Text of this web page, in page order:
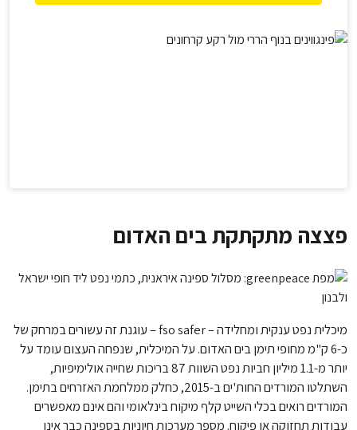
פצצה מתקתקת בים האדום
מיכלית נפט ענקית ומחלידה – fso safer – עוגנת זה עשורים במרחק של
כ-6 ק"מ מחופי תימן בים האדום. על המיכלית, שנפחה העצום עומד על
יותר מ-1.1 מיליון חביות נפט השוות 87 בריכות שחייה אולימיפיות,
השתלטו המורדים החות'ים ב-2015, כחלק ממלחמת האזרחים בתימן.
המורדים רואים בכלי השייט קלף מיקוח בינלאומי והם אינם מאפשרים
עבודות תחזוקה או פיקוח. מספר מערכות חיוניות בספינה כבר אינן